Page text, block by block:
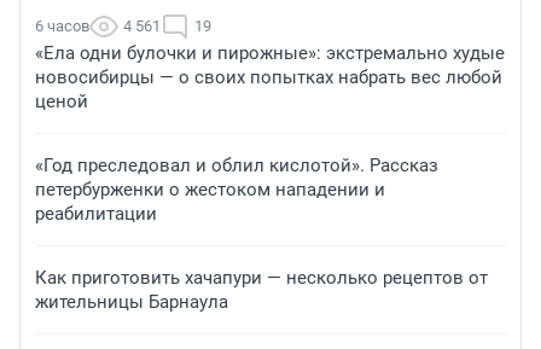
6 часов 4 561 19
«Ела одни булочки и пирожные»: экстремально худые
новосибирцы — о своих попытках набрать вес любой
ценой
«Год преследовал и облил кислотой». Рассказ
петербурженки о жестоком нападении и
реабилитации
Как приготовить хачапури — несколько рецептов от
жительницы Барнаула